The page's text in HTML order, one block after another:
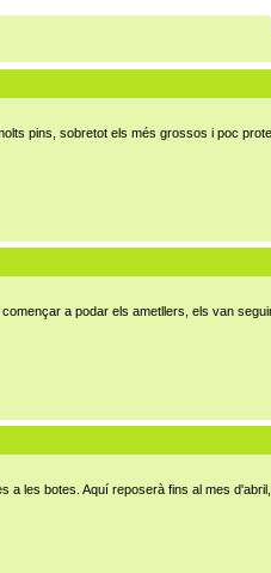
pins, sobretot els més grossos i poc
a podar els ametllers, els van
a les botes. Aquí reposerà fins al mes